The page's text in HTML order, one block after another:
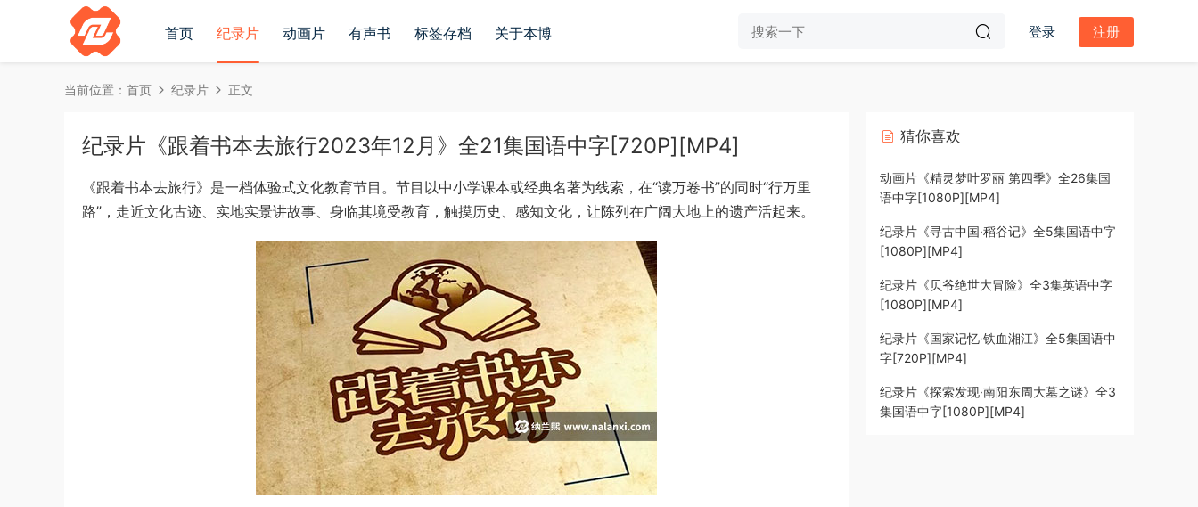
首页 纪录片 动画片 有声书 标签存档 关于本博 登录 注册
当前位置： 首页 纪录片 正文
纪录片《跟着书本去旅行2023年12月》全21集国语中字[720P][MP4]
《跟着书本去旅行》是一档体验式文化教育节目。节目以中小学课本或经典名著为线索，在“读万卷书”的同时“行万里
路”，走近文化古迹、实地实景讲故事、身临其境受教育，触摸历史、感知文化，让陈列在广阔大地上的遗产活起来。
猜你喜欢
动画片《精灵梦叶罗丽 第四季》全26集国
语中字[1080P][MP4]
纪录片《寻古中国·稻谷记》全5集国语中字
[1080P][MP4]
纪录片《贝爷绝世大冒险》全3集英语中字
[1080P][MP4]
纪录片《国家记忆·铁血湘江》全5集国语中
字[720P][MP4]
纪录片《探索发现·南阳东周大墓之谜》全3
集国语中字[1080P][MP4]